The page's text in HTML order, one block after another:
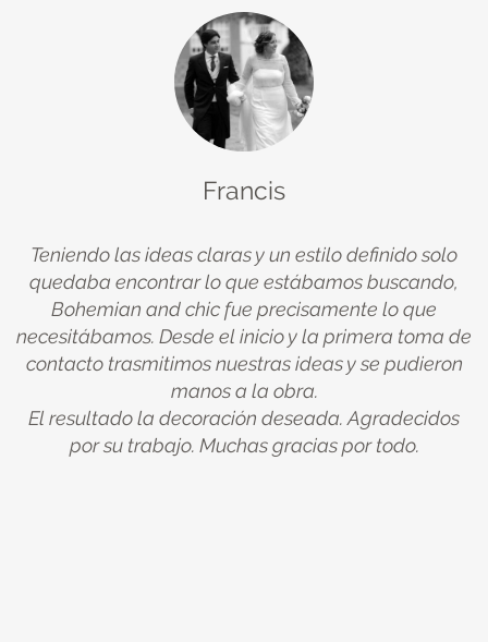
Francis
Teniendo las ideas claras y un estilo definido solo
quedaba encontrar lo que estábamos buscando,
Bohemian and chic fue precisamente lo que
necesitábamos. Desde el inicio y la primera toma de
contacto trasmitimos nuestras ideas y se pudieron
manos a la obra.
El resultado la decoración deseada. Agradecidos
por su trabajo. Muchas gracias por todo.